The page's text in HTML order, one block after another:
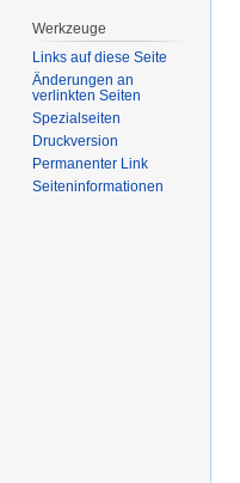
Werkzeuge
Links auf diese Seite
Änderungen an
verlinkten Seiten
Spezialseiten
Druckversion
Permanenter Link
Seiten­informationen